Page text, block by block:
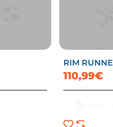
RIM
110,99€